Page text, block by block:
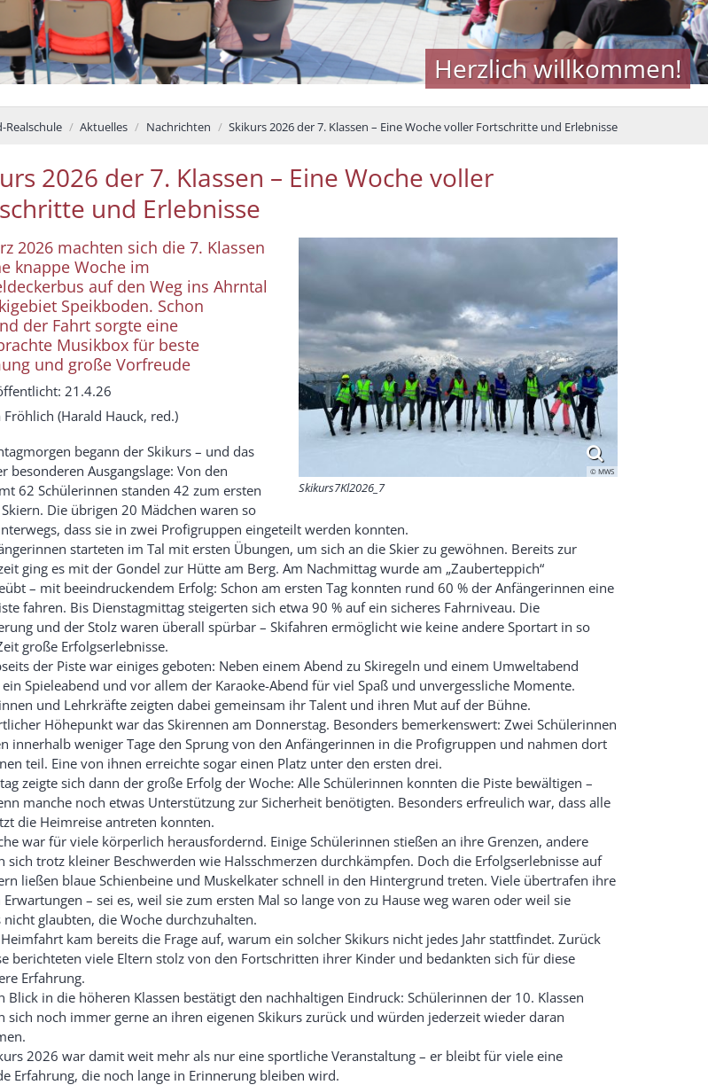
Herzlich willkommen!
Realschule Aktuelles Nachrichten Skikurs 2026 der 7. Klassen – Eine Woche voller Fortschritte und Erlebnisse
2026 der 7. Klassen – Eine Woche voller
und Erlebnisse
© MWS
Skikurs7Kl2026_7
2026 machten sich die 7. Klassen
knappe Woche im
auf den Weg ins Ahrntal
Speikboden. Schon
der Fahrt sorgte eine
Musikbox für beste
und große Vorfreude
21.4.26
Fröhlich (Harald Hauck, red.)
begann der Skikurs – und das
besonderen Ausgangslage: Von den
62 Schülerinnen standen 42 zum ersten
Die übrigen 20 Mädchen waren so
dass sie in zwei Profigruppen eingeteilt werden konnten.
starteten im Tal mit ersten Übungen, um sich an die Skier zu gewöhnen. Bereits zur
ging es mit der Gondel zur Hütte am Berg. Am Nachmittag wurde am „Zauberteppich“
– mit beeindruckendem Erfolg: Schon am ersten Tag konnten rund 60 % der Anfängerinnen eine
fahren. Bis Dienstagmittag steigerten sich etwa 90 % auf ein sicheres Fahrniveau. Die
und der Stolz waren überall spürbar – Skifahren ermöglicht wie keine andere Sportart in so
große Erfolgserlebnisse.
der Piste war einiges geboten: Neben einem Abend zu Skiregeln und einem Umweltabend
Spieleabend und vor allem der Karaoke-Abend für viel Spaß und unvergessliche Momente.
und Lehrkräfte zeigten dabei gemeinsam ihr Talent und ihren Mut auf der Bühne.
Höhepunkt war das Skirennen am Donnerstag. Besonders bemerkenswert: Zwei Schülerinnen
innerhalb weniger Tage den Sprung von den Anfängerinnen in die Profigruppen und nahmen dort
teil. Eine von ihnen erreichte sogar einen Platz unter den ersten drei.
zeigte sich dann der große Erfolg der Woche: Alle Schülerinnen konnten die Piste bewältigen –
manche noch etwas Unterstützung zur Sicherheit benötigten. Besonders erfreulich war, dass alle
die Heimreise antreten konnten.
war für viele körperlich herausfordernd. Einige Schülerinnen stießen an ihre Grenzen, andere
sich trotz kleiner Beschwerden wie Halsschmerzen durchkämpfen. Doch die Erfolgserlebnisse auf
ließen blaue Schienbeine und Muskelkater schnell in den Hintergrund treten. Viele übertrafen ihre
Erwartungen – sei es, weil sie zum ersten Mal so lange von zu Hause weg waren oder weil sie
nicht glaubten, die Woche durchzuhalten.
kam bereits die Frage auf, warum ein solcher Skikurs nicht jedes Jahr stattfindet. Zurück
berichteten viele Eltern stolz von den Fortschritten ihrer Kinder und bedankten sich für diese
Erfahrung.
Blick in die höheren Klassen bestätigt den nachhaltigen Eindruck: Schülerinnen der 10. Klassen
sich noch immer gerne an ihren eigenen Skikurs zurück und würden jederzeit wieder daran
2026 war damit weit mehr als nur eine sportliche Veranstaltung – er bleibt für viele eine
Erfahrung, die noch lange in Erinnerung bleiben wird.